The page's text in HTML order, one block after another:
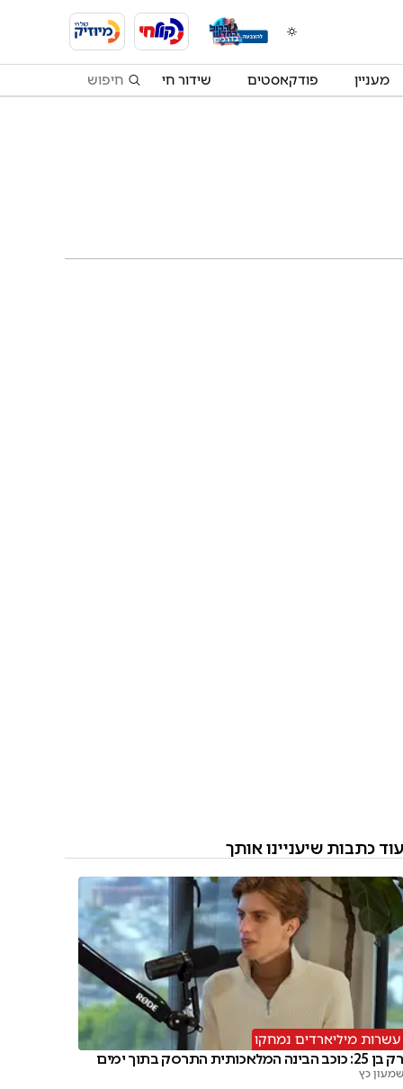
מעניין פודקאסטים שידור חי
עוד כתבות שיעניינו אותך
עשרות מיליארדים נמחקו
רק בן 25: כוכב הבינה המלאכותית התרסק בתוך ימים
שמעון כץ